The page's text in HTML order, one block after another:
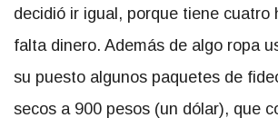
decidió ir igual, porque tiene cuatro
falta dinero. Además de algo ropa
su puesto algunos paquetes de
secos a 900 pesos (un dólar), que